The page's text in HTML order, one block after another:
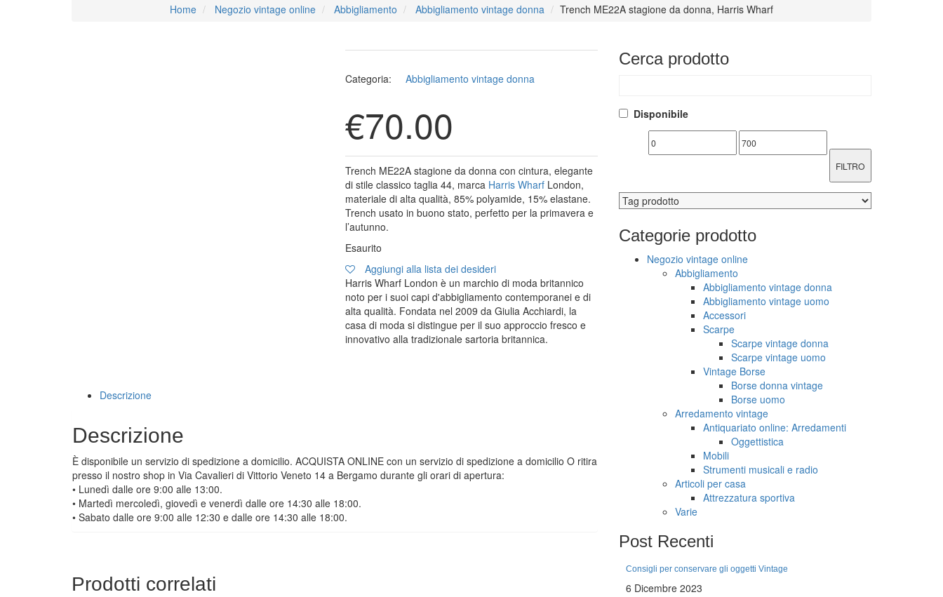
Home Negozio vintage online Abbigliamento Abbigliamento vintage donna Trench ME22A stagione da donna, Harris Wharf
Categoria: Abbigliamento vintage donna
€70.00
Trench ME22A stagione da donna con cintura, elegante
di stile classico taglia 44, marca Harris Wharf London,
materiale di alta qualità, 85% polyamide, 15% elastane.
Trench usato in buono stato, perfetto per la primavera e
l’autunno.
Esaurito
Aggiungi alla lista dei desideri
Harris Wharf London è un marchio di moda britannico
noto per i suoi capi d'abbigliamento contemporanei e di
alta qualità. Fondata nel 2009 da Giulia Acchiardi, la
casa di moda si distingue per il suo approccio fresco e
innovativo alla tradizionale sartoria britannica.
Descrizione
Descrizione
È disponibile un servizio di spedizione a domicilio. ACQUISTA ONLINE con un servizio di spedizione a domicilio O ritira
presso il nostro shop in Via Cavalieri di Vittorio Veneto 14 a Bergamo durante gli orari di apertura:
• Lunedì dalle ore 9:00 alle 13:00.
• Martedì mercoledì, giovedì e venerdì dalle ore 14:30 alle 18:00.
• Sabato dalle ore 9:00 alle 12:30 e dalle ore 14:30 alle 18:00.
Prodotti correlati
Cerca prodotto
Disponibile
FILTRO
Categorie prodotto
Negozio vintage online
Abbigliamento
Abbigliamento vintage donna
Abbigliamento vintage uomo
Accessori
Scarpe
Scarpe vintage donna
Scarpe vintage uomo
Vintage Borse
Borse donna vintage
Borse uomo
Arredamento vintage
Antiquariato online: Arredamenti
Oggettistica
Mobili
Strumenti musicali e radio
Articoli per casa
Attrezzatura sportiva
Varie
Post Recenti
Consigli per conservare gli oggetti Vintage
6 Dicembre 2023